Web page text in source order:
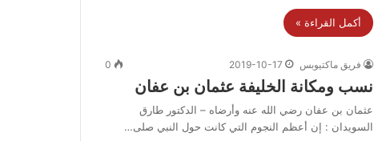
أكمل القراءة »
فريق ماكتيوبس 2019-10-17
0
نسب ومكانة الخليفة عثمان بن عفان
عثمان بن عفان رضي الله عنه وأرضاه – الدكتور طارق
السويدان : إن أعظم النجوم التي كانت حول النبي صلى…